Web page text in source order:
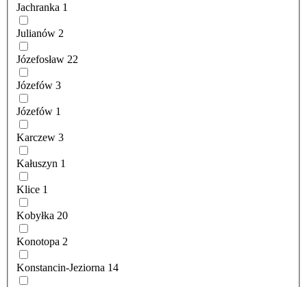
Jachranka 1
Julianów 2
Józefosław 22
Józefów 3
Józefów 1
Karczew 3
Kałuszyn 1
Klice 1
Kobyłka 20
Konotopa 2
Konstancin-Jeziorna 14